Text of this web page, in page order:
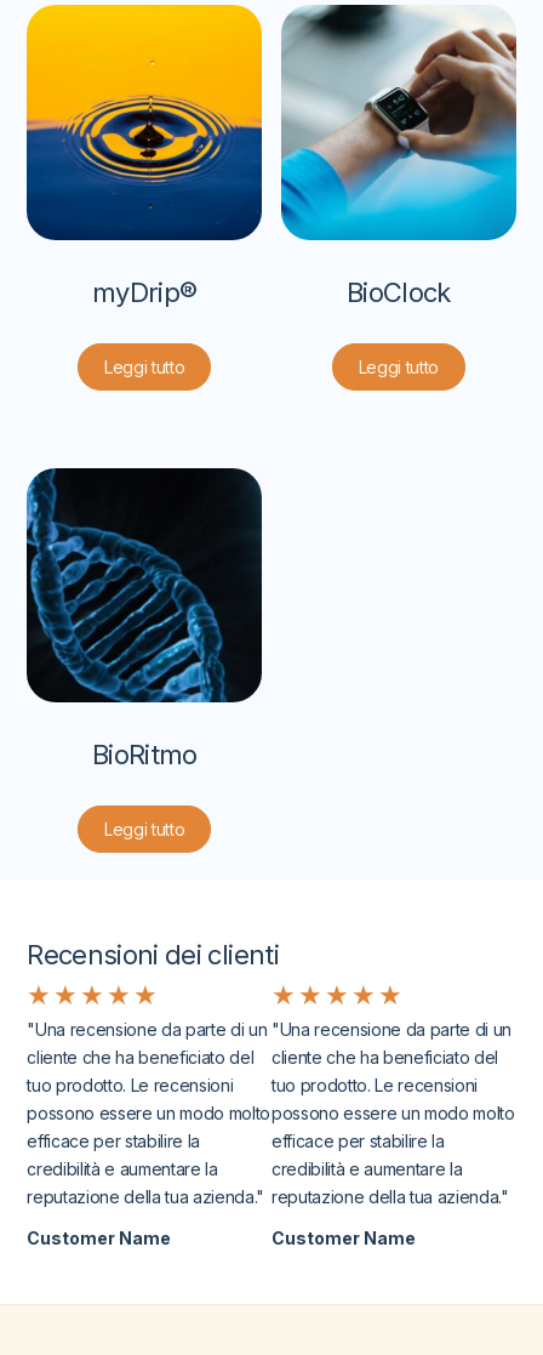
myDrip®
Leggi tutto
BioClock
Leggi tutto
BioRitmo
Leggi tutto
Recensioni dei clienti
★ ★ ★ ★ ★
"Una recensione da parte di un
cliente che ha beneficiato del
tuo prodotto. Le recensioni
possono essere un modo molto
efficace per stabilire la
credibilità e aumentare la
reputazione della tua azienda."
Customer Name
★ ★ ★ ★ ★
"Una recensione da parte di un
cliente che ha beneficiato del
tuo prodotto. Le recensioni
possono essere un modo molto
efficace per stabilire la
credibilità e aumentare la
reputazione della tua azienda."
Customer Name